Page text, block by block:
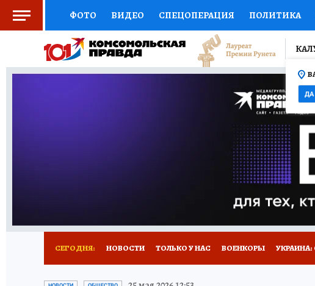
ФОТО ВИДЕО СПЕЦОПЕРАЦИЯ ПОЛИТИКА
СОЦПОДДЕРЖКА НАУКА СПОРТ
ВЫБОР ЭКСПЕРТОВ ДОКТОР ФИНАНСЫ
ПРОГНОЗЫ НА СПОРТ
ТЕЛЕВИЗОР
НОВОЕ НА САЙТЕ
ДА
СЕГОДНЯ: НОВОСТИ ТОЛЬКО У НАС ВОЕНКОРЫ
ИСПЫТАНО НА СЕБЕ